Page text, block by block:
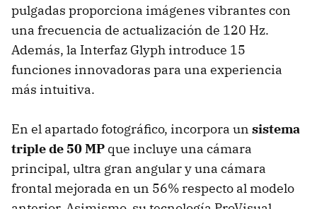
pulgadas proporciona imágenes vibrantes con
una frecuencia de actualización de 120 Hz.
Además, la Interfaz Glyph introduce 15
funciones innovadoras para una experiencia
más intuitiva.
En el apartado fotográfico, incorpora un sistema
triple de 50 MP que incluye una cámara
principal, ultra gran angular y una cámara
frontal mejorada en un 56% respecto al modelo